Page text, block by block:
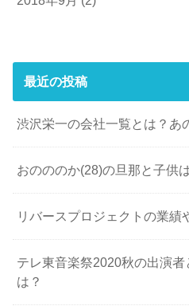
最近の投稿
渋沢栄一の会社一覧とは？あ
おのののか(28)の旦那と子供
リバースプロジェクトの業績
テレ東音楽祭2020秋の出演
は？